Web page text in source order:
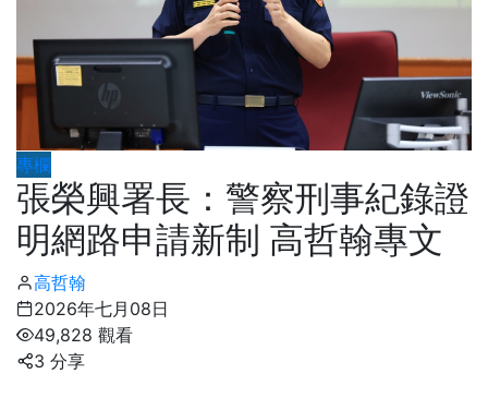
專欄
張榮興署長：警察刑事紀錄證
明網路申請新制 高哲翰專文
高哲翰
2026年七月08日
49,828 觀看
3 分享